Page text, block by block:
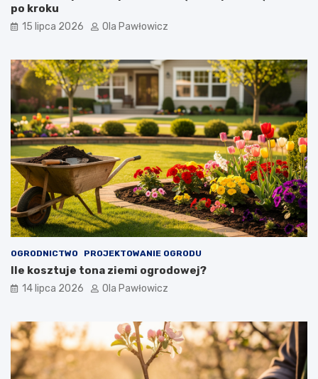
po kroku
15 lipca 2026 Ola Pawłowicz
OGRODNICTWO PROJEKTOWANIE OGRODU
Ile kosztuje tona ziemi ogrodowej?
14 lipca 2026 Ola Pawłowicz